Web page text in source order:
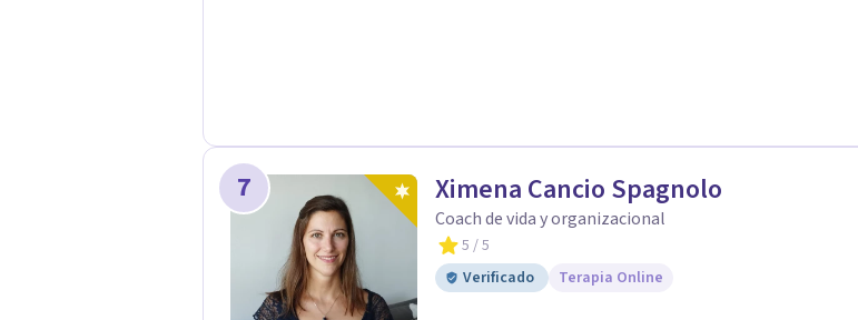
7 Ximena Cancio Spagnolo
Coach de vida y organizacional
5 / 5
Verificado
Terapia Online